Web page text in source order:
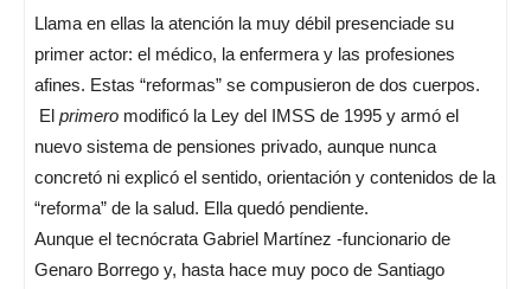
Llama en ellas la atención la muy débil presenciade su
primer actor: el médico, la enfermera y las profesiones
afines. Estas “reformas” se compusieron de dos cuerpos.
El primero modificó la Ley del IMSS de 1995 y armó el
nuevo sistema de pensiones privado, aunque nunca
concretó ni explicó el sentido, orientación y contenidos de la
“reforma” de la salud. Ella quedó pendiente.
Aunque el tecnócrata Gabriel Martínez -funcionario de
Genaro Borrego y, hasta hace muy poco de Santiago